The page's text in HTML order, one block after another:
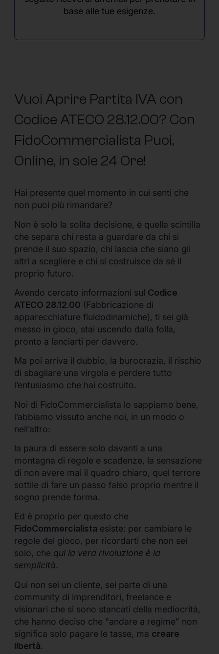
base alle tue esigenze.
Vuoi Aprire Partita IVA con
Codice ATECO 28.12.00? Con
FidoCommercialista Puoi,
Online, in sole 24 Ore!
Hai presente quel momento in cui senti che
non puoi più rimandare?
Non è solo la solita decisione, è quella scintilla
che separa chi resta a guardare da chi si
prende il suo spazio, chi lascia che siano gli
altri a scegliere e chi si costruisce da sé il
proprio futuro.
Avendo cercato informazioni sul Codice
ATECO 28.12.00 (Fabbricazione di
apparecchiature fluidodinamiche), ti sei già
messo in gioco, stai uscendo dalla folla,
pronto a lanciarti per davvero.
Ma poi arriva il dubbio, la burocrazia, il rischio
di sbagliare una virgola e perdere tutto
l’entusiasmo che hai costruito.
Noi di FidoCommercialista lo sappiamo bene,
l’abbiamo vissuto anche noi, in un modo o
nell’altro:
la paura di essere solo davanti a una
montagna di regole e scadenze, la sensazione
di non avere mai il quadro chiaro, quel terrore
sottile di fare un passo falso proprio mentre il
sogno prende forma.
Ed è proprio per questo che
FidoCommercialista esiste: per cambiare le
regole del gioco, per ricordarti che non sei
solo, che qui la vera rivoluzione è la
semplicità.
Qui non sei un cliente, sei parte di una
community di imprenditori, freelance e
visionari che si sono stancati della mediocrità,
che hanno deciso che “andare a regime” non
significa solo pagare le tasse, ma creare
libertà.